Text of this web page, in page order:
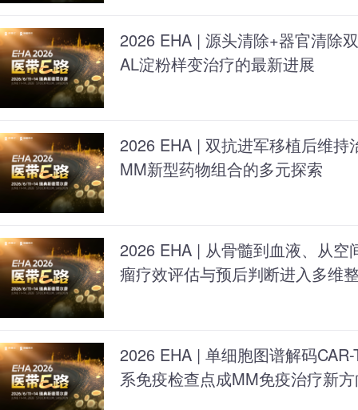
2026 EHA | 源头清除+器官清除
AL淀粉样变治疗的最新进展
2026 EHA | 双抗进军移植后维持
MM新型药物组合的多元探索
2026 EHA | 从骨髓到血液、从空
瘤疗效评估与预后判断进入多维
2026 EHA | 单细胞图谱解码
系免疫检查点成MM免疫治疗新